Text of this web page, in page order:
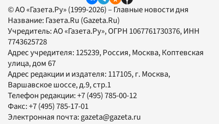
© АО «Газета.Ру» (1999-2026) – Главные новости дня
Название: Газета.Ru (Gazeta.Ru)
Учредитель:АО «Газета.Ру», ОГРН 1067761730376, ИНН
7743625728
Адрес учредителя: 125239, Россия, Москва, Коптевская
улица, дом 67
Адрес редакции и издателя: 117105, г. Москва,
Варшавское шоссе, д.9, стр.1
Телефон редакции:+7 (495) 785-00-12
Факс:+7 (495) 785-17-01
Электронная почта:gazeta@gazeta.ru